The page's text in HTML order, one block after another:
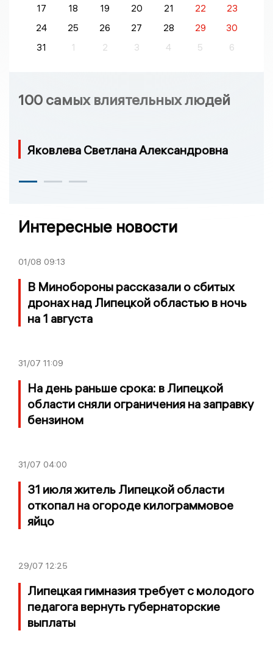
17 18 19 20 21 22
23
24
25 26 27 28 29
30
31
1 2 3 4 5 6
100 самых влиятельных людей
Яковлева Светлана Александровна
Интересные новости
01/08 09:13
В Минобороны рассказали о сбитых
дронах над Липецкой областью в ночь
на 1 августа
31/07 11:09
На день раньше срока: в Липецкой
области сняли ограничения на заправку
бензином
31/07 04:00
31 июля житель Липецкой области
откопал на огороде килограммовое
яйцо
29/07 12:25
Липецкая гимназия требует с молодого
педагога вернуть губернаторские
выплаты